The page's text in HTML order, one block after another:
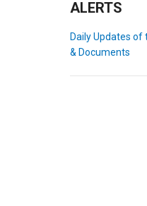
ALERTS
Daily Updates
& Documents